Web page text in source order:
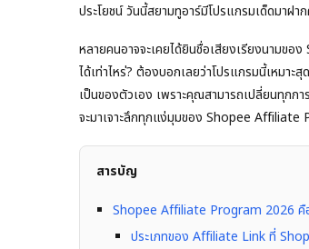
ประโยชน์ วันนี้สยามทูอาร์มีโปรแกรมเด็ดมา
หลายคนอาจจะเคยได้ยินชื่อเสียงเรียงนามข
ได้เท่าไหร่? ต้องบอกเลยว่าโปรแกรมนี้เหมา
เป็นของตัวเอง เพราะคุณสามารถเปลี่ยนทุกก
จะมาเจาะลึกทุกแง่มุมของ Shopee Affiliate
สารบัญ
Shopee Affiliate Program 2026 คือ
ประเภทของ Affiliate Link ที่